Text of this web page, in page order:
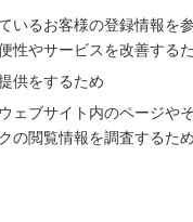
いるお客様の登録情報を
性やサービスを改善する
供をするため
ェブサイト内のページや
の閲覧情報を調査するため